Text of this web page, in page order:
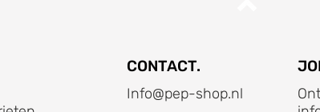
CONTACT.
Info@pep-shop.nl